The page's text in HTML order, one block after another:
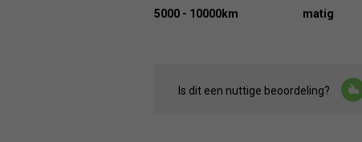
5000 - 10000km
matig
Is dit een nuttige beoordeling?